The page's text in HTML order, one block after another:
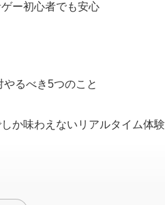
ー初心者でも安心
るべき5つのこと
か味わえないリアルタイム体験